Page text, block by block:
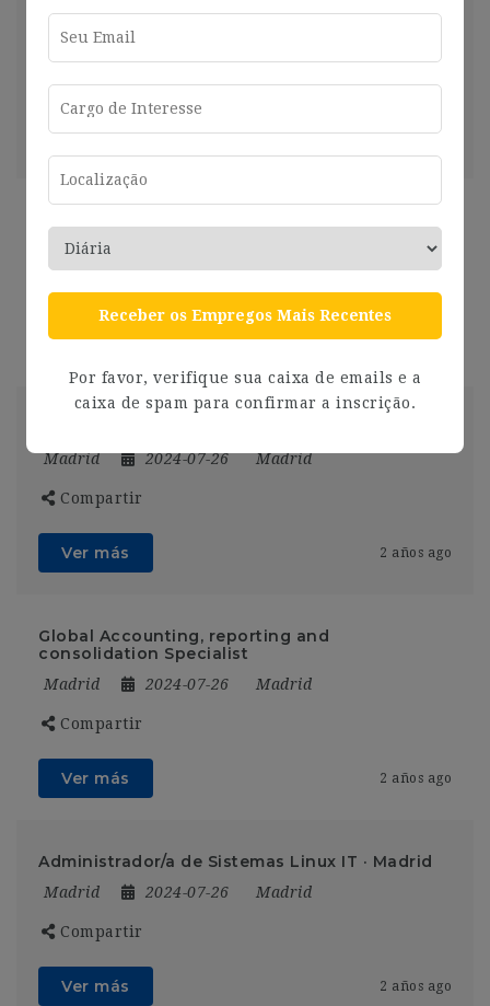
market
Madrid
Compartir
Ver más 2 años ago
Madrid
Compartir
Ver más 2 años ago
Madrid 2024-07-26 Madrid
Compartir
Ver más 2 años ago
Global Accounting, reporting and
consolidation Specialist
Madrid 2024-07-26 Madrid
Compartir
Ver más 2 años ago
Administrador/a de Sistemas Linux IT · Madrid
Madrid 2024-07-26 Madrid
Compartir
Ver más 2 años ago
Receber os Empregos Mais Recentes
Por favor, verifique sua caixa de emails e a
caixa de spam para confirmar a inscrição.